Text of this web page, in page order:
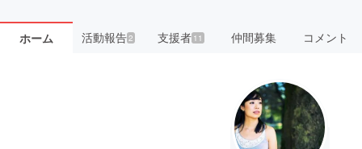
ホーム 活動報告2 支援者 11 仲間募集 コメント